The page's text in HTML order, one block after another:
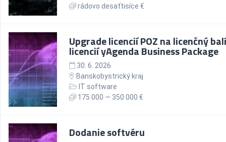
rádovo desaťtisíce €
Upgrade licencií POZ na licenčný
licencií yAgenda Business Package
30. 6. 2026
Banskobystrický kraj
IT software
175 000 — 350 000 €
Dodanie softvéru